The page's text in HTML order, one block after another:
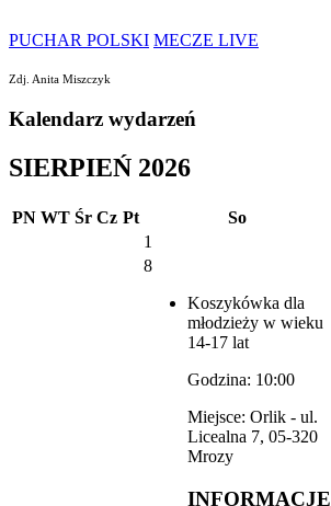
PUCHAR POLSKI MECZE LIVE
Zdj. Anita Miszczyk
Kalendarz wydarzeń
SIERPIEŃ 2026
PN WT Śr Cz Pt So
1
8
Koszykówka dla
młodzieży w wieku
14-17 lat
Godzina: 10:00
Miejsce: Orlik - ul.
Licealna 7, 05-320
Mrozy
INFORMACJE